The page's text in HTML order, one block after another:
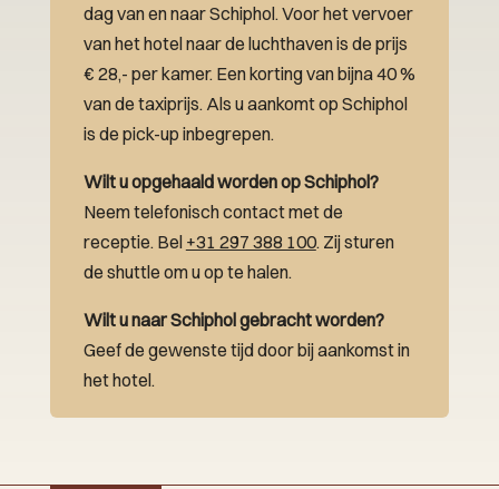
dag van en naar Schiphol. Voor het vervoer
van het hotel naar de luchthaven is de prijs
€ 28,- per kamer. Een korting van bijna 40 %
van de taxiprijs. Als u aankomt op Schiphol
is de pick-up inbegrepen.
Wilt u opgehaald worden op Schiphol?
Neem telefonisch contact met de
receptie. Bel +31 297 388 100. Zij sturen
de shuttle om u op te halen.
Wilt u naar Schiphol gebracht worden?
Geef de gewenste tijd door bij aankomst in
het hotel.